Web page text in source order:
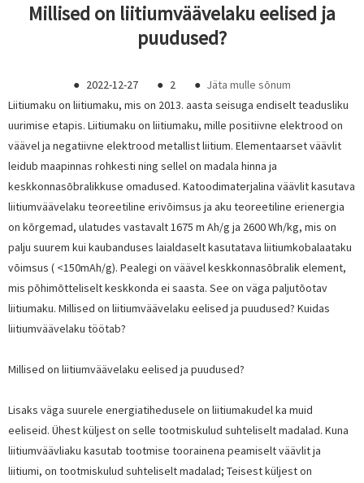
Millised on liitiumväävelaku eelised ja
puudused?
● 2022-12-27 ● 2 ● Jäta mulle sõnum
Liitiumaku on liitiumaku, mis on 2013. aasta seisuga endiselt teadusliku
uurimise etapis. Liitiumaku on liitiumaku, mille positiivne elektrood on
väävel ja negatiivne elektrood metallist liitium. Elementaarset väävlit
leidub maapinnas rohkesti ning sellel on madala hinna ja
keskkonnasõbralikkuse omadused. Katoodimaterjalina väävlit kasutava
liitiumväävelaku teoreetiline erivõimsus ja aku teoreetiline erienergia
on kõrgemad, ulatudes vastavalt 1675 m Ah/g ja 2600 Wh/kg, mis on
palju suurem kui kaubanduses laialdaselt kasutatava liitiumkobalaataku
võimsus ( <150mAh/g). Pealegi on väävel keskkonnasõbralik element,
mis põhimõtteliselt keskkonda ei saasta. See on väga paljutõotav
liitiumaku. Millised on liitiumväävelaku eelised ja puudused? Kuidas
liitiumväävelaku töötab?
Millised on liitiumväävelaku eelised ja puudused?
Lisaks väga suurele energiatihedusele on liitiumakudel ka muid
eeliseid. Ühest küljest on selle tootmiskulud suhteliselt madalad. Kuna
liitiumväävliaku kasutab tootmise toorainena peamiselt väävlit ja
liitiumi, on tootmiskulud suhteliselt madalad; Teisest küljest on